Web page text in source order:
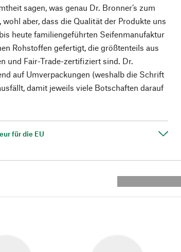
sagen, was genau Dr. Bronner’s zum
aber, dass die Qualität der Produkte uns
heute familiengeführten Seifenmanufaktur
Rohstoffen gefertigt, die größtenteils aus
und Fair-Trade-zertifiziert sind. Dr.
auf Umverpackungen (weshalb die Schrift
damit jeweils viele Botschaften darauf
für die EU